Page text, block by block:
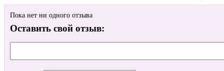
Пока нет ни одного отзыва
Оставить свой отзыв: